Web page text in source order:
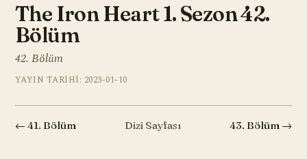
The Iron Heart 1. Sezon 42.
Bölüm
42. Bölüm
YAYIN TARIHI: 2023-01-10
← 41. Bölüm Dizi Sayfası 43. Bölüm →